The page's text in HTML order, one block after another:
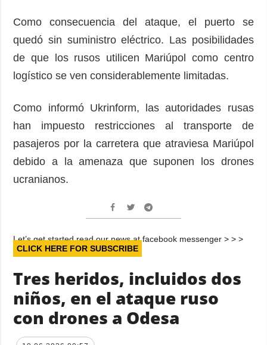
Como consecuencia del ataque, el puerto se
quedó sin suministro eléctrico. Las posibilidades
de que los rusos utilicen Mariúpol como centro
logístico se ven considerablemente limitadas.
Como informó Ukrinform, las autoridades rusas
han impuesto restricciones al transporte de
pasajeros por la carretera que atraviesa Mariúpol
debido a la amenaza que suponen los drones
ucranianos.
Let’s get started read our news at facebook messenger > > >
CLICK HERE FOR SUBSCRIBE
Tres heridos, incluidos dos
niños, en el ataque ruso
con drones a Odesa